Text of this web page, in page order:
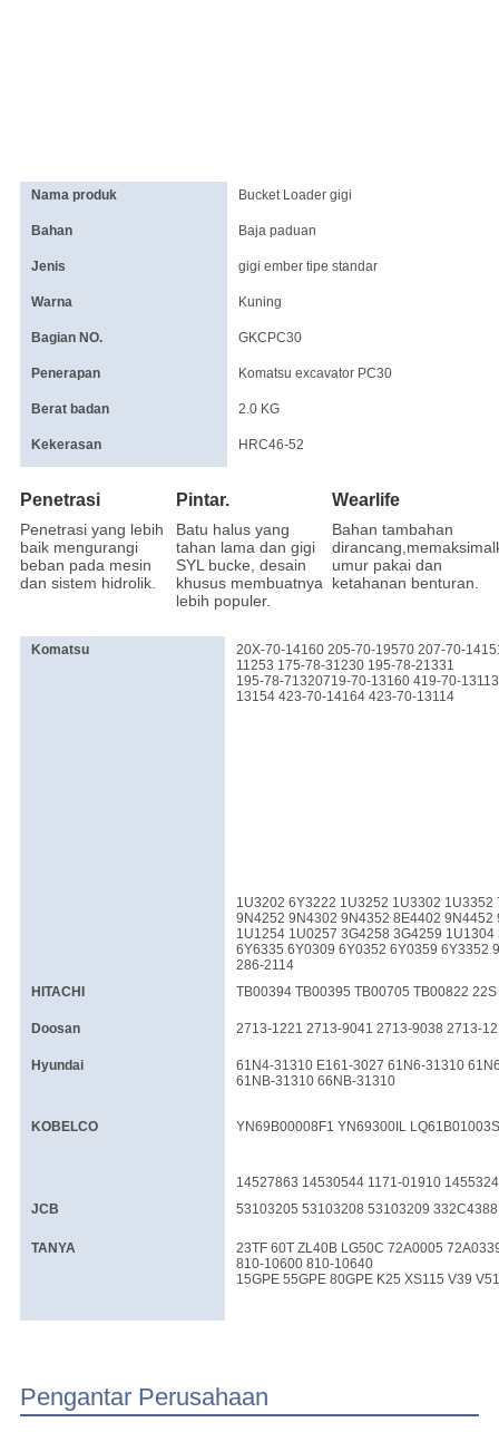
Nama produk Bucket Loader gigi
Bahan Baja paduan
Jenis gigi ember tipe standar
Warna Kuning
Bagian NO. GKCPC30
Penerapan Komatsu excavator PC30
Berat badan 2.0 KG
Kekerasan HRC46-52
Penetrasi
Penetrasi yang lebih
baik mengurangi
beban pada mesin
dan sistem hidrolik.
Pintar.
Batu halus yang
tahan lama dan gigi
SYL bucke, desain
khusus membuatnya
lebih populer.
Wearlife
Bahan tambahan
umur pakai dan
ketahanan benturan.
Komatsu
20X-70-14160 205-70-19570 207-70-
11253 175-78-31230 195-78-21331
195-78-71320719-70-13160 419-70-
13154 423-70-14164 423-70-13114
1U3202 6Y3222 1U3252 1U3302
9N4252 9N4302 9N4352 8E4402 9N4452
1U1254 1U0257 3G4258 3G4259
6Y6335 6Y0309 6Y0352 6Y0359 6Y3352
286-2114
HITACHI
TB00394 TB00395 TB00705 TB00822
Doosan 2713-1221 2713-9041 2713-9038 2713-
Hyundai
61N4-31310 E161-3027 61N6-31310
61NB-31310 66NB-31310
KOBELCO YN69B00008F1 YN69300IL
14527863 14530544 1171-01910
JCB
53103205 53103208 53103209 332C4388
TANYA
23TF 60T ZL40B LG50C 72A0005
810-10600 810-10640
15GPE 55GPE 80GPE K25 XS115 V39
Pengantar Perusahaan